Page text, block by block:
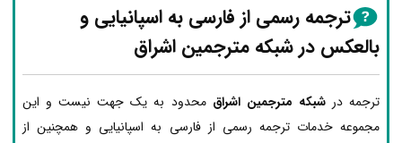
ترجمه رسمی از فارسی به اسپانیایی و
بالعکس در شبکه مترجمین اشراق
ترجمه درشبکه مترجمین اشراق محدود به یک جهت نیست و این
مجموعه خدمات ترجمه رسمی از فارسی به اسپانیایی و همچنین از